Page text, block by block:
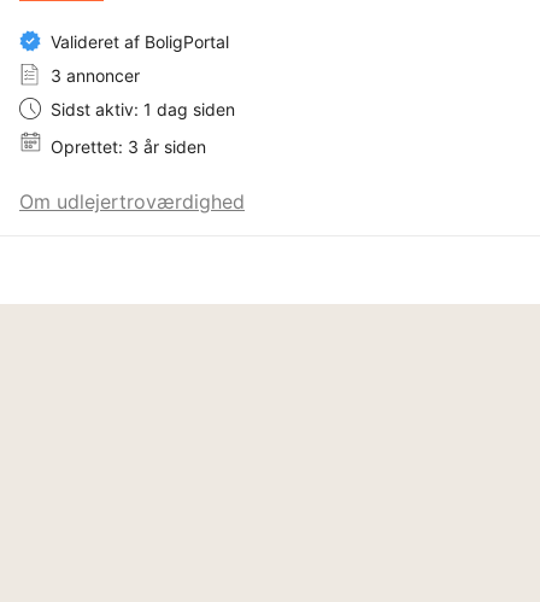
Valideret af BoligPortal
3 annoncer
Sidst aktiv: 1 dag siden
Oprettet: 3 år siden
Om udlejertroværdighed